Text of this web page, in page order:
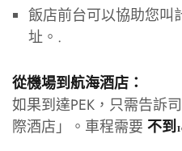
飯店前台可以協助您叫
址。.
從機場到航海酒店：
如果到達PEK，只需告訴
際酒店」。車程需要 不到